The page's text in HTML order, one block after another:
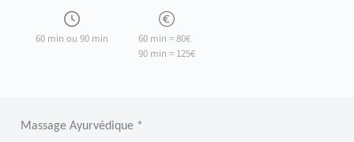
60 min ou 90 min
60 min = 80€
90 min = 125€
Massage Ayurvédique *